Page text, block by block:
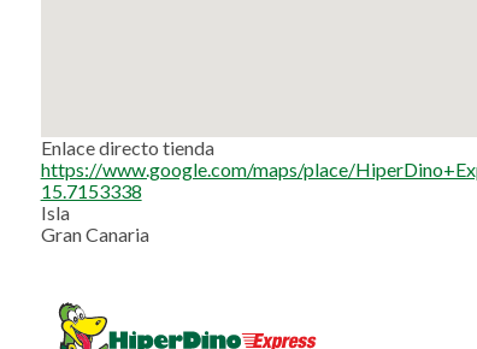
Enlace directo tienda
https://www.google.com/maps/place/
15.7153338
Isla
Gran Canaria